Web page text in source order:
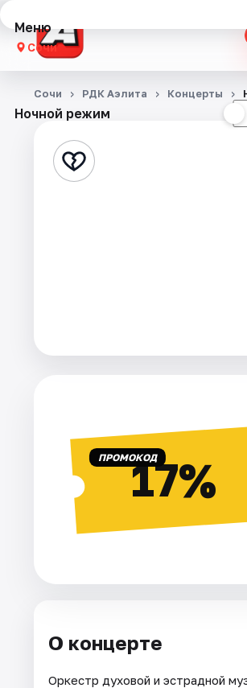
Меню
Сочи
Концерты
Стендап
Площадки
Рейтинги
Ночной режим
Сочи РДК Аэлита Концерты
ПРОМОКОД17%
О концерте
Оркестр духовой и эстрадной